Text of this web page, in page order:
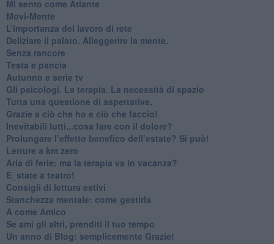
​Mi sento come Atlante
​Movi-Mente
​L’importanza del lavoro di rete
​Deliziare il palato. Alleggerire la mente.
​Senza rancore
​Testa e pancia
​Autunno e serie tv
​Gli psicologi. La terapia. La necessità di spazio
​Tutta una questione di aspettative.
​Grazie a ciò che ho e ciò che faccio!
​Inevitabili lutti...cosa fare con il dolore?
Prolungare l’effetto benefico dell’estate? Si può!
​Letture a km zero
​Aria di ferie: ma la terapia va in vacanza?
​E_state a teatro!
​Consigli di lettura estivi
​Stanchezza mentale: come gestirla
​A come Amico
​Se ami gli altri, prenditi il tuo tempo
​Un anno di Blog: semplicemente Grazie!